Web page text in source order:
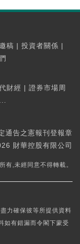
稿 | 投資者關係 |
財經 | 證券市場周
通告之憲報刊登報章
財華控股有限公司
有,未經同意不得轉載。
力確保彼等所提供資料
如有錯漏而令閣下蒙受